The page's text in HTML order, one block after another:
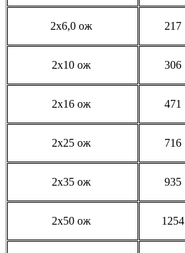
2x6,0 ож 217
2x10 ож 306
2x16 ож 471
2x25 ож 716
2x35 ож 935
2x50 ож 1254